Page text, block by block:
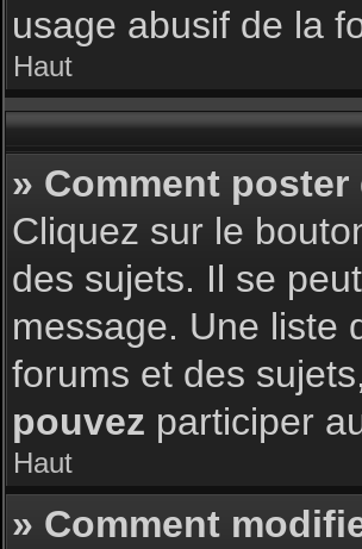
usage abusif de la
Haut
» Comment
Cliquez sur le
des sujets. Il se
message. Une liste
forums et des
pouvez participer
Haut
» Comment